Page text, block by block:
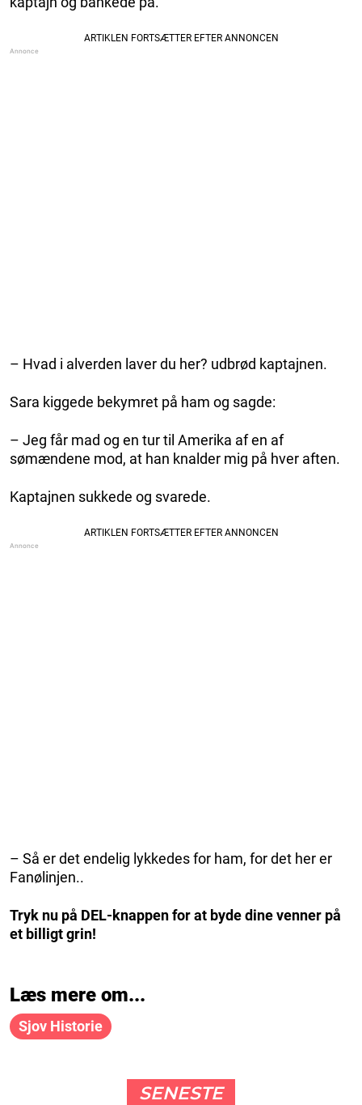
– Hvad i alverden laver du her? udbrød kaptajnen.
Sara kiggede bekymret på ham og sagde:
– Jeg får mad og en tur til Amerika af en af ​​
sømændene mod, at han knalder mig på hver aften.
Kaptajnen sukkede og svarede.
– Så er det endelig lykkedes for ham, for det her er
Fanølinjen..
Tryk nu på DEL-knappen for at byde dine venner på
et billigt grin!
Læs mere om...
Sjov Historie
SENESTE